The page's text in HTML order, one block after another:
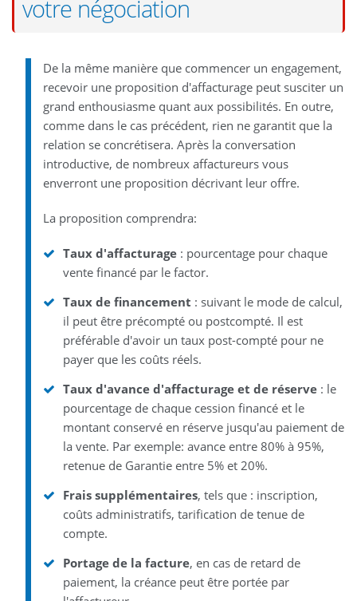
votre négociation
De la même manière que commencer un engagement,
recevoir une proposition d'affacturage peut susciter un
grand enthousiasme quant aux possibilités. En outre,
comme dans le cas précédent, rien ne garantit que la
relation se concrétisera. Après la conversation
introductive, de nombreux affactureurs vous
enverront une proposition décrivant leur offre.
La proposition comprendra:
Taux d'affacturage: pourcentage pour chaque
vente financé par le factor.
Taux de financement : suivant le mode de calcul,
il peut être précompté ou postcompté. Il est
préférable d'avoir un taux post-compté pour ne
payer que les coûts réels.
Taux d'avance d'affacturage et de réserve: le
pourcentage de chaque cession financé et le
montant conservé en réserve jusqu'au paiement de
la vente. Par exemple: avance entre 80% à 95%,
retenue de Garantie entre 5% et 20%.
Frais supplémentaires, tels que : inscription,
coûts administratifs, tarification de tenue de
compte.
Portage de la facture, en cas de retard de
paiement, la créance peut être portée par